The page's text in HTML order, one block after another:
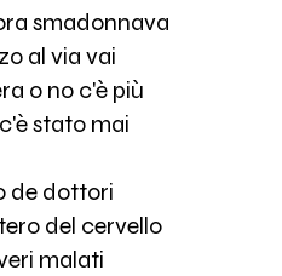
smadonnava
al via vai
o no c'è più
stato mai
de dottori
del cervello
malati